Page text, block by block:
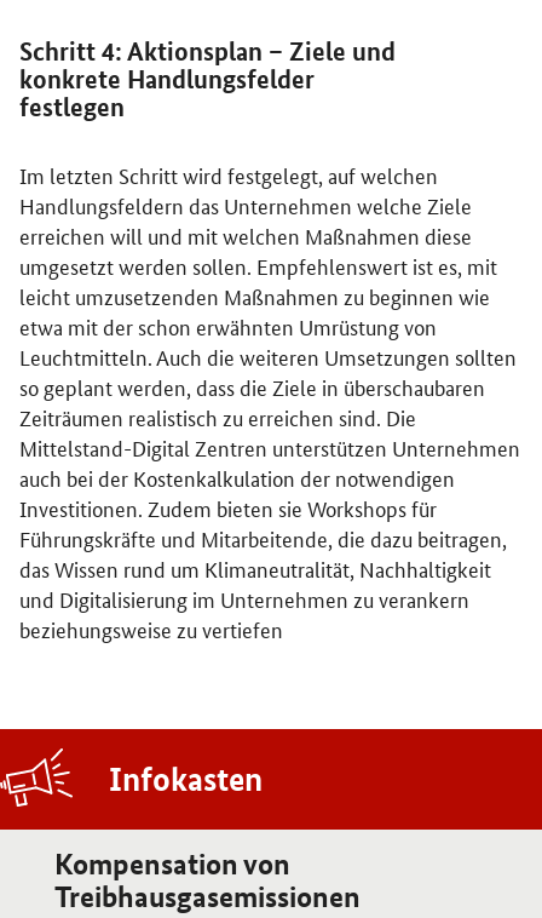
Schritt 4: Aktionsplan – Ziele und
konkrete Handlungsfelder
festlegen
Im letzten Schritt wird festgelegt, auf welchen
Handlungsfeldern das Unternehmen welche Ziele
erreichen will und mit welchen Maßnahmen diese
umgesetzt werden sollen. Empfehlenswert ist es, mit
leicht umzusetzenden Maßnahmen zu beginnen wie
etwa mit der schon erwähnten Umrüstung von
Leuchtmitteln. Auch die weiteren Umsetzungen sollten
so geplant werden, dass die Ziele in überschaubaren
Zeiträumen realistisch zu erreichen sind. Die
Mittelstand-Digital Zentren unterstützen Unternehmen
auch bei der Kostenkalkulation der notwendigen
Investitionen. Zudem bieten sie Workshops für
Führungskräfte und Mitarbeitende, die dazu beitragen,
das Wissen rund um Klimaneutralität, Nachhaltigkeit
und Digitalisierung im Unternehmen zu verankern
beziehungsweise zu vertiefen
Infokasten
Kompensation von
Treibhausgasemissionen